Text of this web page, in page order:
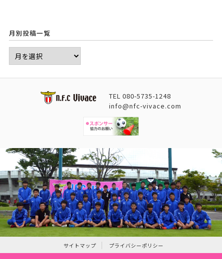
月別投稿一覧
TEL 080-5735-1248
info@nfc-vivace.com
サイトマップ プライバシーポリシー